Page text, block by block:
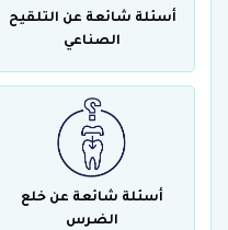
أسئلة شائعة عن التلقيح
الصناعي
أسئلة شائعة عن خلع
الضرس